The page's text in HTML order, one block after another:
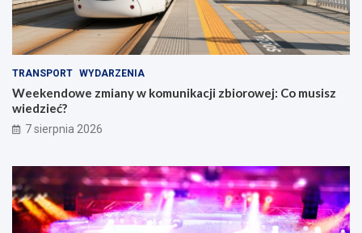
TRANSPORT WYDARZENIA
Weekendowe zmiany w komunikacji zbiorowej: Co musisz
wiedzieć?
7 sierpnia 2026